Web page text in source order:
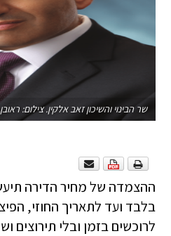
שר הבינוי והשיכון זאב אלקין. צילום:
ההצמדה של מחיר הדירה
בלבד ועד לתאריך החוזי,
לרוכשים בזמן ובלי תירוצים